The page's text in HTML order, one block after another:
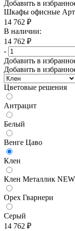
Добавить в
Шкафы офисные
14 762 ₽
В наличии:
14 762 ₽
-
Добавить в
Добавить в
Цветовые решения
Антрацит
Белый
Венге Цаво
Клен
Клен Металлик NEW
Орех Гварнери
Серый
14 762 ₽